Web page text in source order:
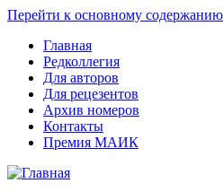
Перейти к основному содержанию
Главная
Редколлегия
Для авторов
Для рецезентов
Архив номеров
Контакты
Премия МАИК